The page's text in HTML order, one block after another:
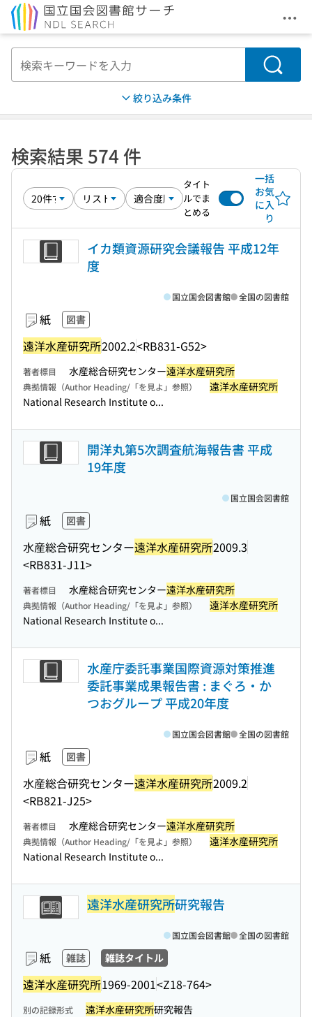
メ
検索
絞り込み条件
検索結果 574 件
タイト
ルでま
とめる
一括
お気
に入
り
イカ類資源研究会議報告 平成12年
度
紙 図書
遠洋水産研究所2002.2<RB831-G52>
国立国会図書館 全国の図書館
著者標目 水産総合研究センター遠洋水産研究所
典拠情報（Author Heading/「を見よ」参照）
遠洋水産研究所
National Research Institute o...
開洋丸第5次調査航海報告書 平成
19年度
紙 図書
水産総合研究センター遠洋水産研究所2009.3
<RB831-J11>
国立国会図書館
著者標目 水産総合研究センター遠洋水産研究所
典拠情報（Author Heading/「を見よ」参照）
遠洋水産研究所
National Research Institute o...
水産庁委託事業国際資源対策推進
委託事業成果報告書 : まぐろ・か
つおグループ 平成20年度
紙 図書
水産総合研究センター遠洋水産研究所2009.2
<RB821-J25>
国立国会図書館 全国の図書館
著者標目 水産総合研究センター遠洋水産研究所
典拠情報（Author Heading/「を見よ」参照）
遠洋水産研究所
National Research Institute o...
遠洋水産研究所研究報告
紙 雑誌 雑誌タイトル
遠洋水産研究所1969-2001<Z18-764>
国立国会図書館 全国の図書館
別の記録形式 遠洋水産研究所研究報告